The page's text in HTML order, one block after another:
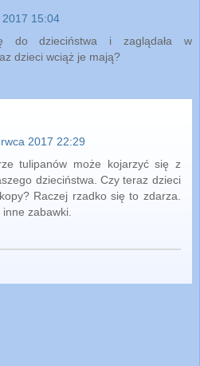
15:04
do dzieciństwa i zaglądała w
dzieci wciąż je mają?
2017 22:29
tulipanów może kojarzyć się z
dzieciństwa. Czy teraz dzieci
Raczej rzadko się to zdarza.
zabawki.